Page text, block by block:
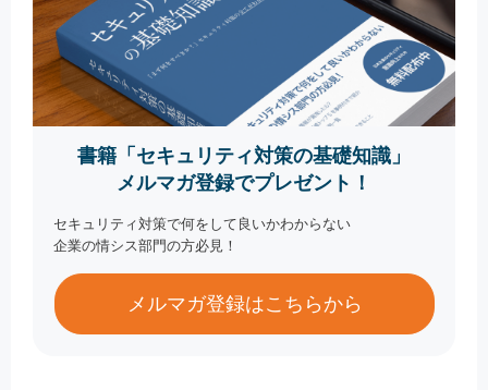
書籍「セキュリティ対策の基礎知識」
メルマガ登録でプレゼント！
セキュリティ対策で何をして良いかわからない
企業の情シス部門の方必見！
メルマガ登録はこちらから